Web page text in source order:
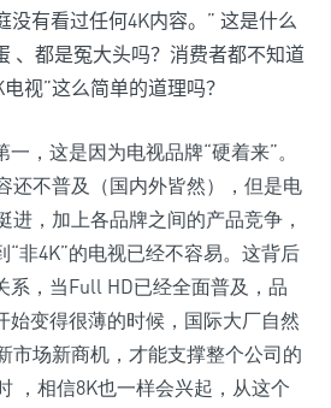
没有看过任何4K内容。” 这是什么
、都是冤大头吗？消费者都不知道
视”这么简单的道理吗？
，这是因为电视品牌“硬着来”。
还不普及（国内外皆然），但是电
进，加上各品牌之间的产品竞争，
非4K”的电视已经不容易。这背后
系，当Full HD已经全面普及，品
始变得很薄的时候，国际大厂自然
市场新商机，才能支撑整个公司的
，相信8K也一样会兴起，从这个